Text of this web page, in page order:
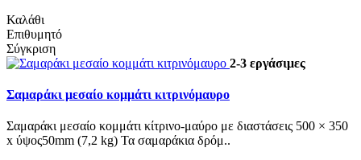
Καλάθι
Επιθυμητό
Σύγκριση
2-3 εργάσιμες
Σαμαράκι μεσαίο κομμάτι κιτρινόμαυρο
Σαμαράκι μεσαίο κομμάτι κίτρινο-μαύρο με διαστάσεις 500 × 350
x ύψoς50mm (7,2 kg) Τα σαμαράκια δρόμ..